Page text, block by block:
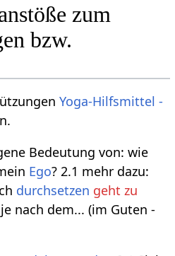
zum
bzw.
Yoga-Hilfsmittel -
Bedeutung von: wie
Ego? 2.1 mehr dazu:
durchsetzen geht zu
je nach dem... (im Guten -